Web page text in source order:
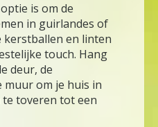
is om de
in guirlandes of
kerstballen en linten
touch. Hang
deur, de
om je huis in
toveren tot een